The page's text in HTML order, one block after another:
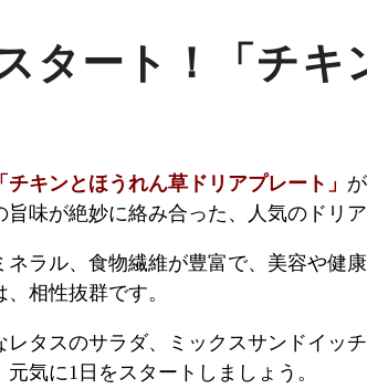
タート！「チキ
チキンとほうれん草ドリアプレート」
味が絶妙に絡み合った、人気のドリア
ラル、食物繊維が豊富で、美容や健
相性抜群です。
タスのサラダ、ミックスサンドイッ
気に1日をスタートしましょう。